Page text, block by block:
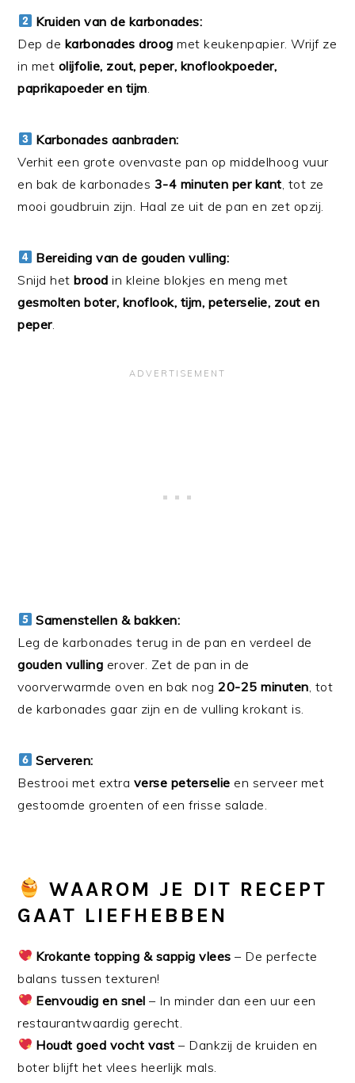
Kruiden van de karbonades:
Dep de karbonades droog met keukenpapier. Wrijf ze
in met olijfolie, zout, peper, knoflookpoeder,
paprikapoeder en tijm
Karbonades aanbraden:
Verhit een grote ovenvaste pan op middelhoog vuur
en bak de karbonades 3-4 minuten per kant , tot ze
mooi goudbruin zijn. Haal ze uit de pan en zet opzij.
Bereiding van de gouden vulling:
Snijd hetbrood in kleine blokjes en meng met
gesmolten boter, knoflook, tijm, peterselie, zout en
peper.
Samenstellen & bakken:
Leg de karbonades terug in de pan en verdeel de
gouden vulling erover. Zet de pan in de
voorverwarmde oven en bak nog20-25 minuten , tot
de karbonades gaar zijn en de vulling krokant is.
Serveren:
Bestrooi met extra verse peterselie en serveer met
gestoomde groenten of een frisse salade.
WAAROM JE DIT RECEPT
GAAT LIEFHEBBEN
Krokante topping & sappig vlees – De perfecte
balans tussen texturen!
Eenvoudig en snel – In minder dan een uur een
restaurantwaardig gerecht.
Houdt goed vocht vast – Dankzij de kruiden en
boter blijft het vlees heerlijk mals.